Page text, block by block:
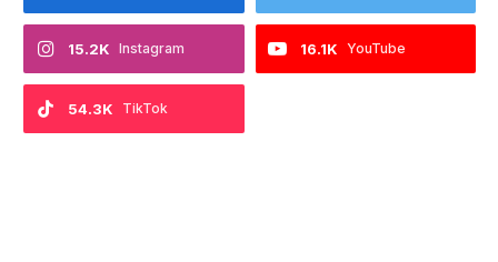
Instagram
15.2K YouTube
16.1K
TikTok
54.3K